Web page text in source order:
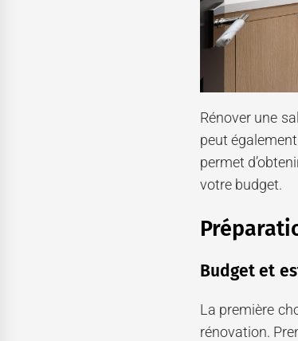
Rénover une
peut
permet
votre budget.
Budget et
La première
rénovation.